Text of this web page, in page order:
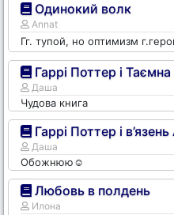
Одинокий волк
Annat
Гг. тупой, но оптимизм
Гаррі Поттер і Таємна
Даша
Чудова книга
Гаррі Поттер і
Даша
Обожнюю☺️
Любовь в полдень
Илона